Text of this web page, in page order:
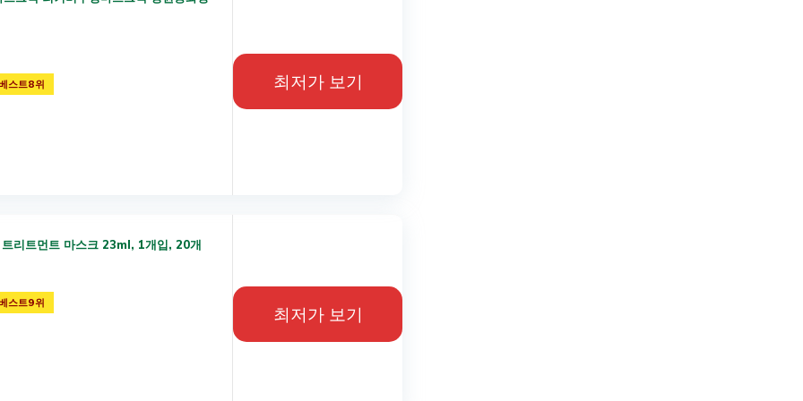
스트8위 최저가 보기
리트먼트 마스크 23ml, 1개입, 20개
스트9위
최저가 보기